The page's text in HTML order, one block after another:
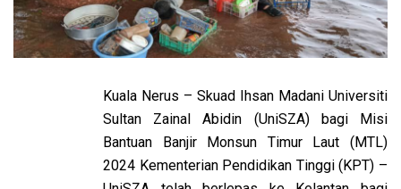
Kuala Nerus – Skuad Ihsan Madani Universiti
Sultan Zainal Abidin (UniSZA) bagi Misi
Bantuan Banjir Monsun Timur Laut (MTL)
2024 Kementerian Pendidikan Tinggi (KPT) –